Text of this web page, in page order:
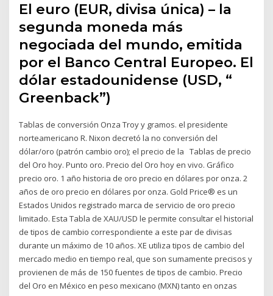
El euro (EUR, divisa única) – la
segunda moneda más
negociada del mundo, emitida
por el Banco Central Europeo. El
dólar estadounidense (USD, “
Greenback”)
Tablas de conversión Onza Troy y gramos. el presidente
norteamericano R. Nixon decretó la no conversión del
dólar/oro (patrón cambio oro); el precio de la Tablas de precio
del Oro hoy. Punto oro. Precio del Oro hoy en vivo. Gráfico
precio oro. 1 año historia de oro precio en dólares por onza. 2
años de oro precio en dólares por onza. Gold Price® es un
Estados Unidos registrado marca de servicio de oro precio
limitado. Esta Tabla de XAU/USD le permite consultar el historial
de tipos de cambio correspondiente a este par de divisas
durante un máximo de 10 años. XE utiliza tipos de cambio del
mercado medio en tiempo real, que son sumamente precisos y
provienen de más de 150 fuentes de tipos de cambio. Precio
del Oro en México en peso mexicano (MXN) tanto en onzas